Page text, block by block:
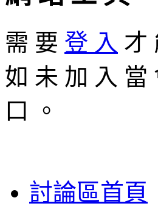
需 要 登 入 才
如 未 加 入
口 。
討論區首頁